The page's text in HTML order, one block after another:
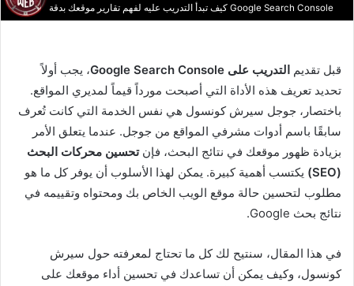
قبل تقديم التدريب على Google Search Console
، يجب أولاً
تحديد تعريف هذه الأداة التي أصبحت مورداً قيماً لمديري المواقع.
باختصار، جوجل سيرش كونسول هي نفس الخدمة التي كانت تُعرف
سابقًا باسم أدوات مشرفي المواقع من جوجل. عندما يتعلق الأمر
بزيادة ظهور موقعك في نتائج البحث، فإنتحسين محركات البحث
(SEO)
يكتسب أهمية كبيرة. يمكن لهذا الأسلوب أن يوفر كل ما هو
مطلوب لتحسين حالة موقع الويب الخاص بك ومحتواه وتقييمه في
نتائج بحث Google.
في هذا المقال، سنتيح لك كل ما تحتاج لمعرفته حول سيرش
كونسول، وكيف يمكن أن تساعدك في تحسين أداء موقعك على